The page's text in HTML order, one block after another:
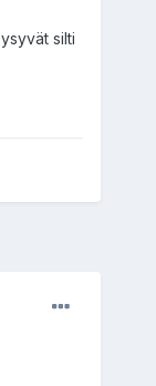
silti